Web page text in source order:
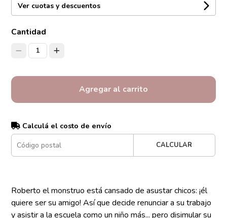
Ver cuotas y descuentos
Cantidad
1
Agregar al carrito
Calculá el costo de envío
CALCULAR
Roberto el monstruo está cansado de asustar chicos: ¡él
quiere ser su amigo! Así que decide renunciar a su trabajo
y asistir a la escuela como un niño más... pero disimular su